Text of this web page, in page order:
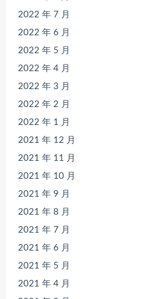
2022 年 7 月
2022 年 6 月
2022 年 5 月
2022 年 4 月
2022 年 3 月
2022 年 2 月
2022 年 1 月
2021 年 12 月
2021 年 11 月
2021 年 10 月
2021 年 9 月
2021 年 8 月
2021 年 7 月
2021 年 6 月
2021 年 5 月
2021 年 4 月